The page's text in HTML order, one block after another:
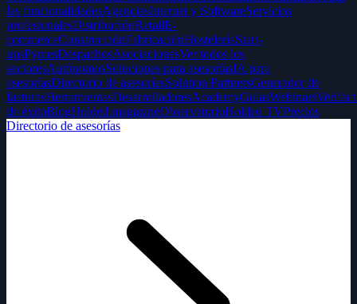
las funcionalidadesAgenciasInternet y SoftwareServicios
profesionalesDistribuciónRetailE-
commerceConstrucciónFabricaciónHosteleríaStart-
upsPymesDespachosAsociacionesVer todos los
sectoresAutónomosSoluciones para asesoríasIA para
asesoríasDirectorio de asesoríasSolution PartnersGenerador de
facturasHerramientasDesarrolladoresAcademyGuíasWebinars
de éxitoBlogHolded magazineObservatorioHolded TVPrecios
Directorio de asesorías